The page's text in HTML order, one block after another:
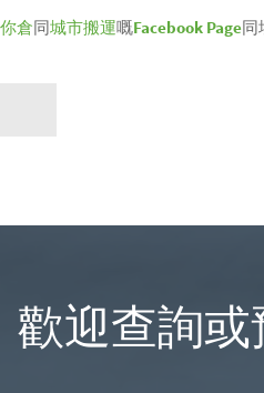
倉同城市搬運嘅Facebook Page同
歡迎查詢